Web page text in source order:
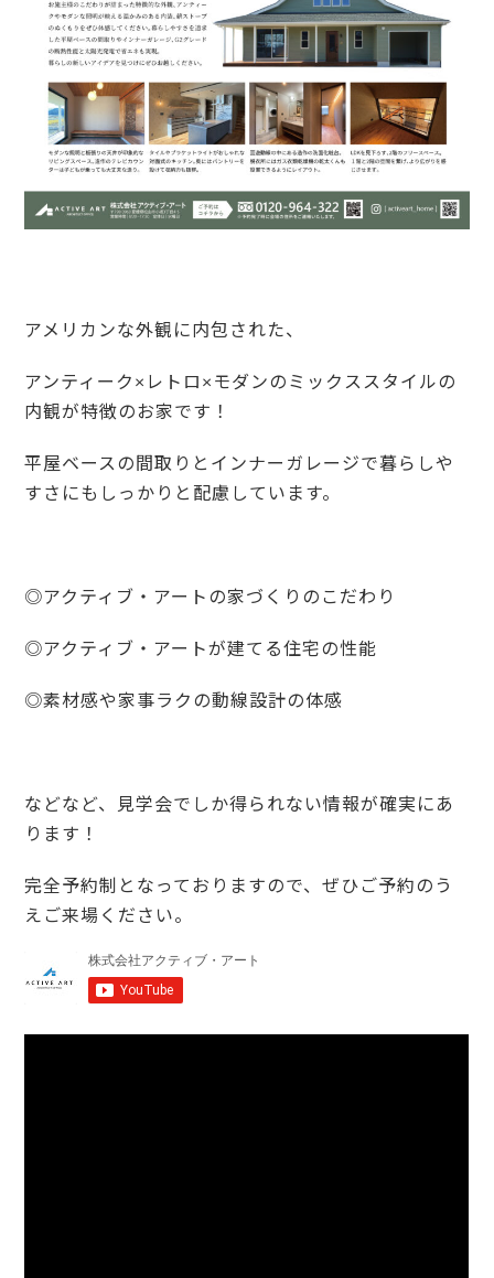
アメリカンな外観に内包された、
アンティーク×レトロ×モダンのミックススタイルの
内観が特徴のお家です！
平屋ベースの間取りとインナーガレージで暮らしや
すさにもしっかりと配慮しています。
◎アクティブ・アートの家づくりのこだわり
◎アクティブ・アートが建てる住宅の性能
◎素材感や家事ラクの動線設計の体感
などなど、見学会でしか得られない情報が確実にあ
ります！
完全予約制となっておりますので、ぜひご予約のう
えご来場ください。